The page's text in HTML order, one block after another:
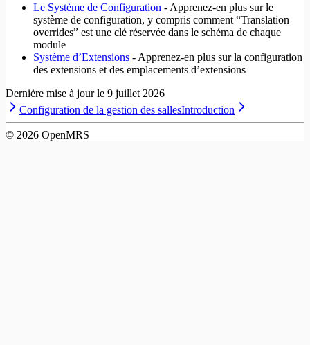
Le Système de Configuration - Apprenez-en plus sur le
système de configuration, y compris comment “Translation
overrides” est une clé réservée dans le schéma de chaque
module
Système d’Extensions - Apprenez-en plus sur la configuration
des extensions et des emplacements d’extensions
Dernière mise à jour le 9 juillet 2026
Configuration de la gestion des sallesIntroduction
© 2026 OpenMRS